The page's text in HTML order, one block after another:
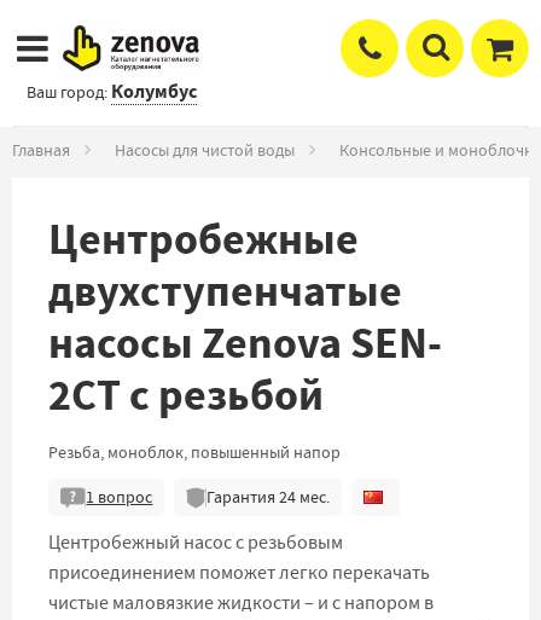
Ваш город: Колумбус
Главная Насосы для чистой воды Консольные и
Центробежные
двухступенчатые
насосы Zenova SEN-
2CT с резьбой
Резьба, моноблок, повышенный напор
1 вопрос Гарантия 24мес.
Центробежный насос с резьбовым
присоединением поможет легко перекачать
чистые маловязкие жидкости – и с напором в